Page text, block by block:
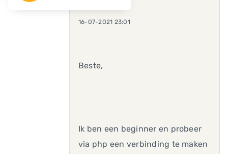
16-07-2021 23:01
Beste,
Ik ben een beginner en probeer
via php een verbinding te maken